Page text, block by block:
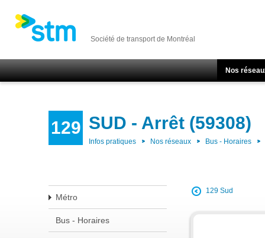
Société de transport de Montréal
Nos
129 SUD - Arrêt (59308)
Infos pratiques Nos réseaux Bus - Horaires
Métro
Bus - Horaires
129 Sud